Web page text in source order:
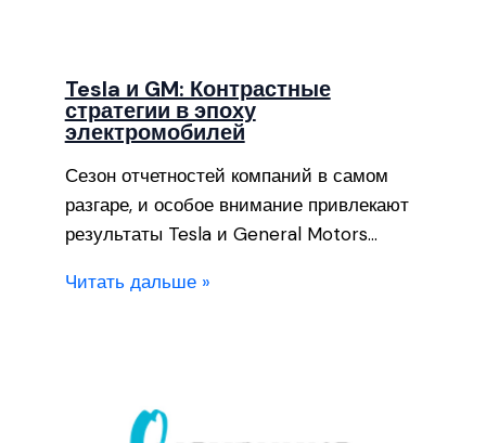
Tesla и GM: Контрастные
стратегии в эпоху
электромобилей
Сезон отчетностей компаний в самом
разгаре, и особое внимание привлекают
результаты Tesla и General Motors…
Читать дальше »